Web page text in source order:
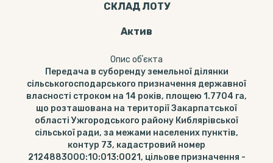
СКЛАД ЛОТУ
Актив
Опис обʼєкта
Передача в суборенду земельної ділянки
сільськогосподарського призначення державної
власності строком на 14 років, площею 1.7704 га,
що розташована на території Закарпатської
області Ужгородського району Киблярівської
сільської ради, за межами населених пунктів,
контур 73, кадастровий номер
2124883000:10:013:0021, цільове призначення -